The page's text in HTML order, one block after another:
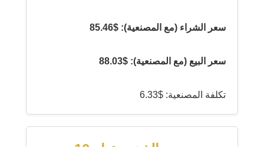
سعر الشراء (مع المصنعية): $85.46
سعر البيع (مع المصنعية): $88.03
تكلفة المصنعية: $6.33